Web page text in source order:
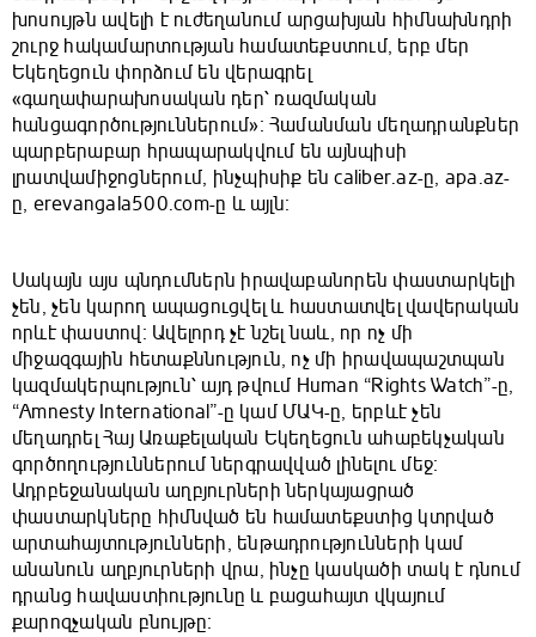
խոսույթն ավելի է ուժեղանում արցախյան հիմնախնդրի
շուրջ հակամարտության համատեքստում, երբ մեր
Եկեղեցուն փորձում են վերագրել
«գաղափարախոսական դեր՝ ռազմական
հանցագործություններում»։ Համանման մեղադրանքներ
պարբերաբար հրապարակվում են այնպիսի
լրատվամիջոցներում, ինչպիսիք են caliber.az-ը, apa.az-
ը, erevangala500.com-ը և այլն։
Սակայն այս պնդումներն իրավաբանորեն փաստարկելի
չեն, չեն կարող ապացուցվել և հաստատվել վավերական
որևէ փաստով։ Ավելորդ չէ նշել նաև, որ ոչ մի
միջազգային հետաքննություն, ոչ մի իրավապաշտպան
կազմակերպություն՝ այդ թվում Human “Rights Watch”-ը,
“Amnesty International”-ը կամ ՄԱԿ-ը, երբևէ չեն
մեղադրել Հայ Առաքելական Եկեղեցուն ահաբեկչական
գործողություններում ներգրավված լինելու մեջ։
Ադրբեջանական աղբյուրների ներկայացրած
փաստարկները հիմնված են համատեքստից կտրված
արտահայտությունների, ենթադրությունների կամ
անանուն աղբյուրների վրա, ինչը կասկածի տակ է դնում
դրանց հավաստիությունը և բացահայտ վկայում
քարոզչական բնույթը։